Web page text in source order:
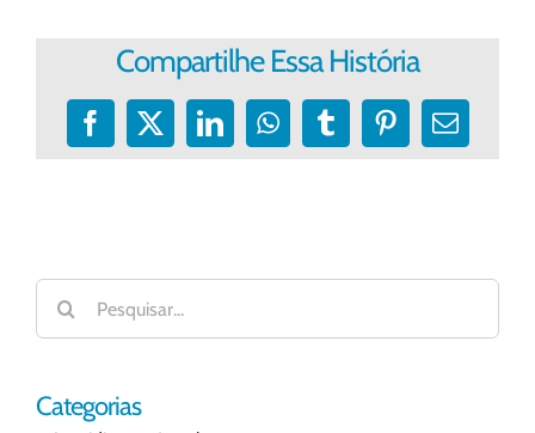
Compartilhe Essa História
Facebook
X LinkedInWhatsApp
TumblrPinterest
E-
Buscar
resultados
para:
Categorias